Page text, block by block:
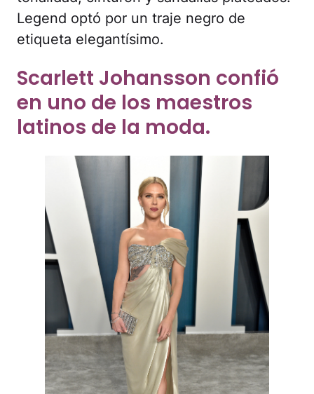
Scarlett Johansson confió
en uno de los maestros
latinos de la moda.